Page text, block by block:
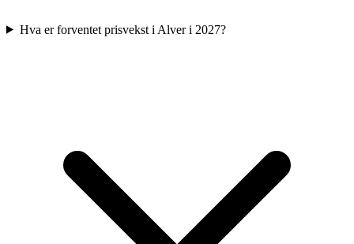
Hva er forventet prisvekst i Alver i 2027?